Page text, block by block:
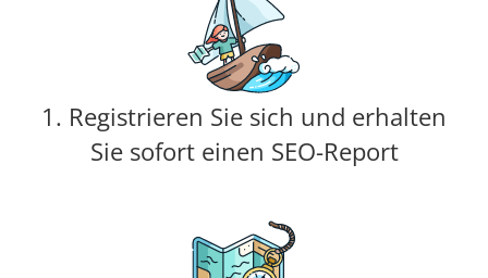
1. Registrieren Sie sich und erhalten
Sie sofort einen SEO-Report